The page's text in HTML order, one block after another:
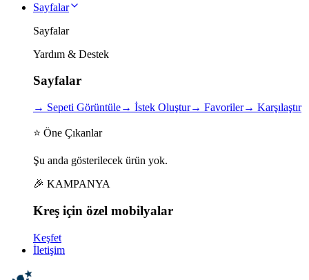
Sayfalar
Sayfalar
Yardım & Destek
Sayfalar
→ Sepeti Görüntüle→ İstek Oluştur→ Favoriler→ Karşılaştır
⭐ Öne Çıkanlar
Şu anda gösterilecek ürün yok.
🎉 KAMPANYA
Kreş için özel mobilyalar
Keşfet
İletişim